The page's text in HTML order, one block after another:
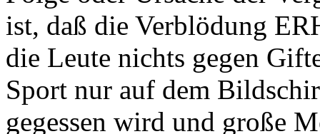
ist, daß die Verblödung
die Leute nichts gegen
Sport nur auf dem
gegessen wird und große